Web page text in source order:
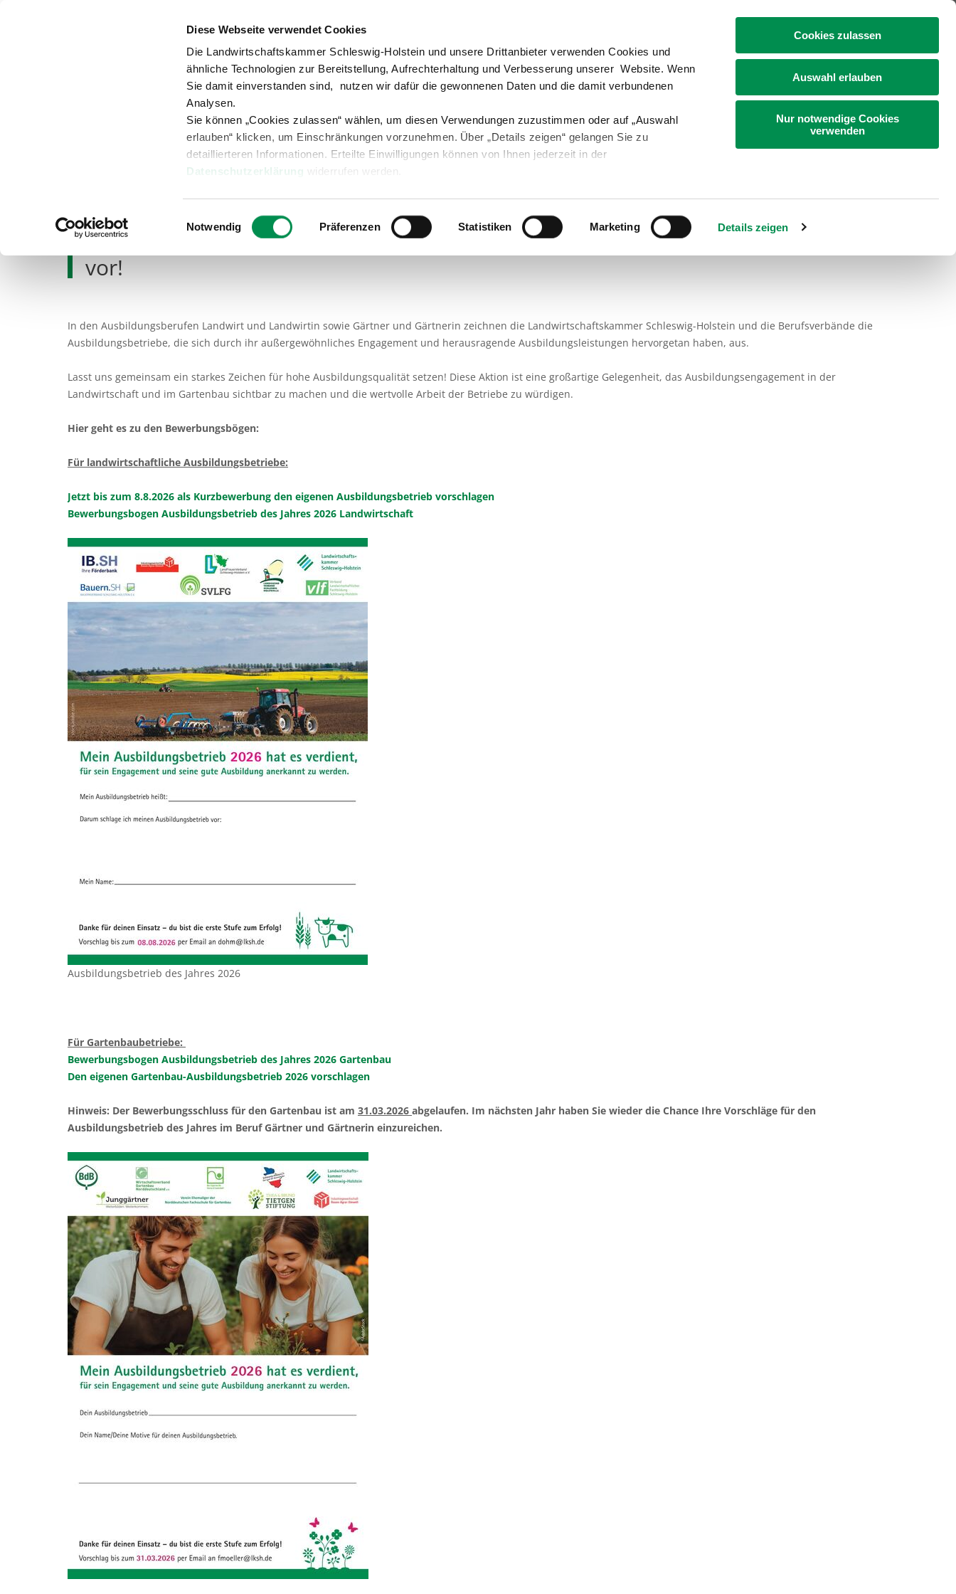
Diese Webseite verwendet Cookies
Die Landwirtschaftskammer Schleswig-Holstein und unsere Drittanbieter verwenden Cookies und
ähnliche Technologien zur Bereitstellung, Aufrechterhaltung und Verbesserung unserer Website. Wenn
Sie damit einverstanden sind, nutzen wir dafür die gewonnenen Daten und die damit verbundenen
Analysen.
Sie können „Cookies zulassen“ wählen, um diesen Verwendungen zuzustimmen oder auf „Auswahl
erlauben“ klicken, um Einschränkungen vorzunehmen. Über „Details zeigen“ gelangen Sie zu
detaillierteren Informationen. Erteilte Einwilligungen können von Ihnen jederzeit in der
Datenschutzerklärung widerrufen werden.
Einwilligungsauswahl
Notwendig Präferenzen Statistiken Marketing Details zeigen
Cookies zulassen
Auswahl erlauben
Nur notwendige Cookies
verwenden
Ansprechpartner & Berater
Versuche Beratung Landwirtschaft Öko Forst Fischerei Landleben
Bewerbt Euch jetzt selbst oder an die Azubis: Schlagt euern Ausbildungsbetrieb
vor!
In den Ausbildungsberufen Landwirt und Landwirtin sowie Gärtner und Gärtnerin zeichnen die Landwirtschaftskammer Schleswig-Holstein und die Berufsverbände die
Ausbildungsbetriebe, die sich durch ihr außergewöhnliches Engagement und herausragende Ausbildungsleistungen hervorgetan haben, aus.
Lasst uns gemeinsam ein starkes Zeichen für hohe Ausbildungsqualität setzen! Diese Aktion ist eine großartige Gelegenheit, das Ausbildungsengagement in der
Landwirtschaft und im Gartenbau sichtbar zu machen und die wertvolle Arbeit der Betriebe zu würdigen.
Hier geht es zu den Bewerbungsbögen:
Für landwirtschaftliche Ausbildungsbetriebe:
Jetzt bis zum 8.8.2026 als Kurzbewerbung den eigenen Ausbildungsbetrieb vorschlagen
Bewerbungsbogen Ausbildungsbetrieb des Jahres 2026 Landwirtschaft
Ausbildungsbetrieb des Jahres 2026
Für Gartenbaubetriebe:
Bewerbungsbogen Ausbildungsbetrieb des Jahres 2026 Gartenbau
Den eigenen Gartenbau-Ausbildungsbetrieb 2026 vorschlagen
Hinweis: Der Bewerbungsschluss für den Gartenbau ist am 31.03.2026 abgelaufen. Im nächsten Jahr haben Sie wieder die Chance Ihre Vorschläge für den
Ausbildungsbetrieb des Jahres im Beruf Gärtner und Gärtnerin einzureichen.